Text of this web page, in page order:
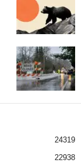
24319
22938